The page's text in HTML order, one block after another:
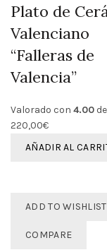
Plato de
Valenciano
“Falleras de
Valencia”
Valorado con 4.00
220,00€
AÑADIR AL
ADD TO WISHLIST
COMPARE